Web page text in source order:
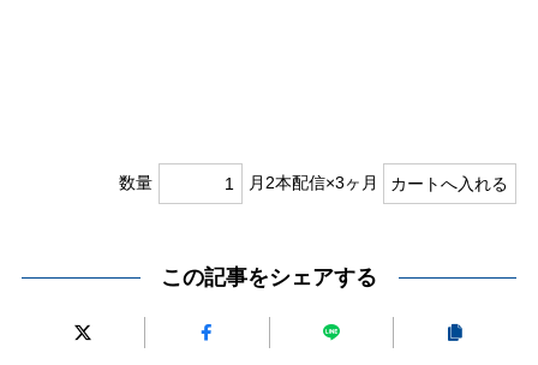
数量 月2本配信×3ヶ月
この記事をシェアする